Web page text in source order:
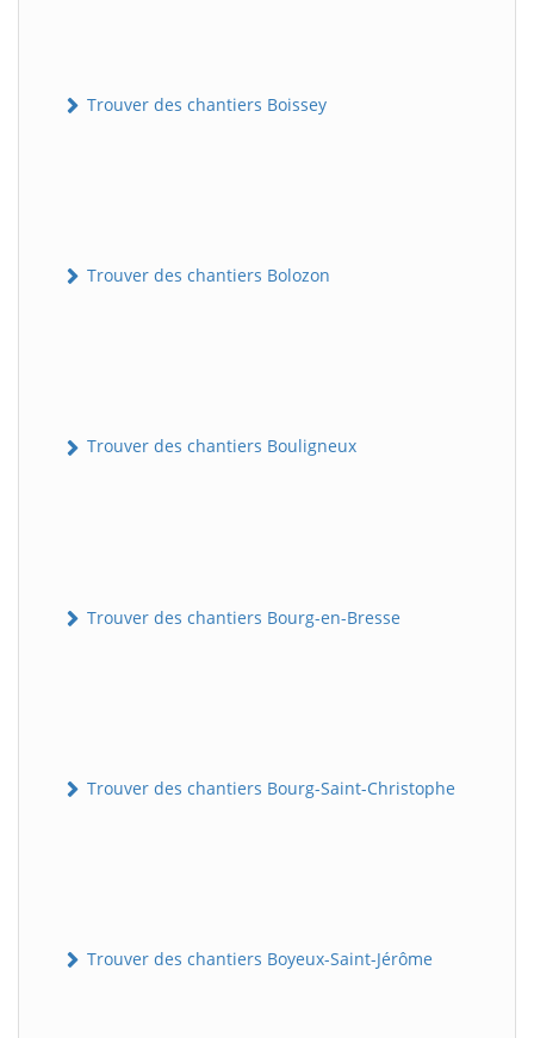
Trouver des chantiers Boissey
Trouver des chantiers Bolozon
Trouver des chantiers Bouligneux
Trouver des chantiers Bourg-en-Bresse
Trouver des chantiers Bourg-Saint-Christophe
Trouver des chantiers Boyeux-Saint-Jérôme